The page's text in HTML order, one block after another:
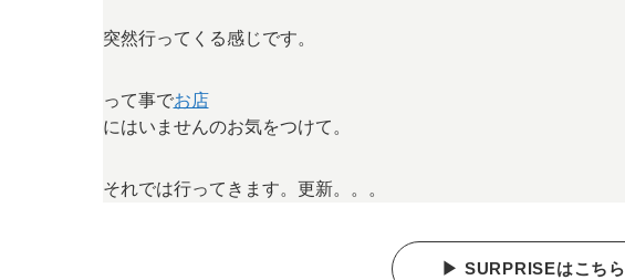
突然行ってくる感じです。
って事でお店
にはいませんのお気をつけて。
それでは行ってきます。更新。。。
▶ SURPRISEはこちら